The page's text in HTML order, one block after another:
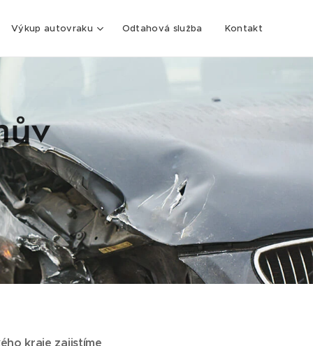
Výkup autovraku Odtahová služba Kontakt
kraje zajistíme